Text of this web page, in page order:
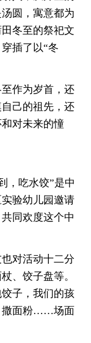
圆，寓意都为
冬至的祭祀文
插了以“冬
作为岁首，还
己的祖先，还
对未来的憧
，吃水饺”是中
验幼儿园邀请
同欢度这个中
对活动十二分
、饺子盘等。
子，我们的孩
撒面粉……场面